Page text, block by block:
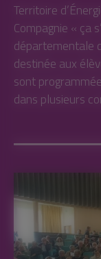
Territoire
Compagnie « ça
départementale
destinée aux
sont
dans plusieurs